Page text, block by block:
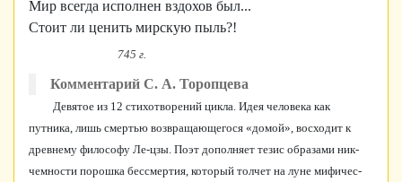
Мир всегда исполнен вздохов был...
Стоит ли ценить мирскую пыль?!
745 г.
Комментарий С. А. Торопцева
Девятое из 12 стихотворений цикла. Идея человека как
путника, лишь смертью возвращающегося «домой», восходит к
древнему философу Ле-цзы. Поэт дополняет тезис образами ник­
чемности порошка бессмертия, который толчет на луне мифичес­